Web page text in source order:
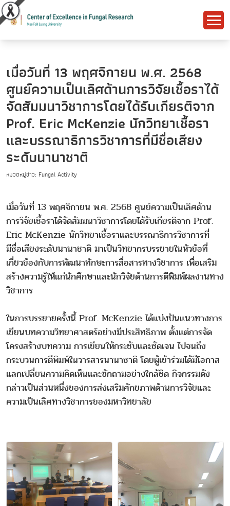
เมื่อวันที่ 13 พฤศจิกายน พ.ศ. 2568
ศูนย์ความเป็นเลิศด้านการวิจัยเชื้อราได้
จัดสัมมนาวิชาการโดยได้รับเกียรติจาก
Prof. Eric McKenzie นักวิทยาเชื้อรา
และบรรณาธิการวิชาการที่มีชื่อเสียง
ระดับนานาชาติ
หมวดหมู่ข่าว: Fungal Activity
เมื่อวันที่ 13 พฤศจิกายน พ.ศ. 2568 ศูนย์ความเป็นเลิศด้าน
การวิจัยเชื้อราได้จัดสัมมนาวิชาการโดยได้รับเกียรติจาก Prof.
Eric McKenzie นักวิทยาเชื้อราและบรรณาธิการวิชาการที่
มีชื่อเสียงระดับนานาชาติ มาเป็นวิทยากรบรรยายในหัวข้อที่
เกี่ยวข้องกับการพัฒนาทักษะการสื่อสารทางวิชาการ เพื่อเสริม
สร้างความรู้ให้แก่นักศึกษาและนักวิจัยด้านการตีพิมพ์ผลงานทาง
วิชาการ
ในการบรรยายครั้งนี้ Prof. McKenzie ได้แบ่งปันแนวทางการ
เขียนบทความวิทยาศาสตร์อย่างมีประสิทธิภาพ ตั้งแต่การจัด
โครงสร้างบทความ การเขียนให้กระชับและชัดเจน ไปจนถึง
กระบวนการตีพิมพ์ในวารสารนานาชาติ โดยผู้เข้าร่วมได้มีโอกาส
แลกเปลี่ยนความคิดเห็นและซักถามอย่างใกล้ชิด กิจกรรมดัง
กล่าวเป็นส่วนหนึ่งของการส่งเสริมศักยภาพด้านการวิจัยและ
ความเป็นเลิศทางวิชาการของมหาวิทยาลัย